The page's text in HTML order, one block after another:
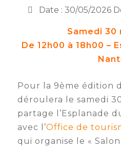
inter-
de
l’industrie
Congrès
et
salons
Services
Date : 30/05/2026
Samedi 30
De 12h00 à 18h00 –
Pour la 9ème édition
déroulera le samedi 30
partage l’Esplanade
avec l’Office de
qui organise le «